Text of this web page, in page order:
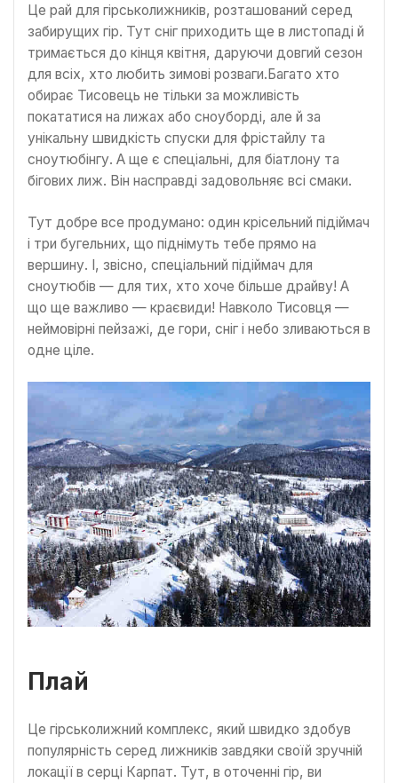
Це рай для гірськолижників, розташований серед
забирущих гір. Тут сніг приходить ще в листопаді й
тримається до кінця квітня, даруючи довгий сезон
для всіх, хто любить зимові розваги.Багато хто
обирає Тисовець не тільки за можливість
покататися на лижах або сноуборді, але й за
унікальну швидкість спуски для фрістайлу та
сноутюбінгу. А ще є спеціальні, для біатлону та
бігових лиж. Він насправді задовольняє всі смаки.
Тут добре все продумано: один крісельний підіймач
і три бугельних, що піднімуть тебе прямо на
вершину. І, звісно, спеціальний підіймач для
сноутюбів — для тих, хто хоче більше драйву! А
що ще важливо — краєвиди! Навколо Тисовця —
неймовірні пейзажі, де гори, сніг і небо зливаються в
одне ціле.
Плай
Це гірськолижний комплекс, який швидко здобув
популярність серед лижників завдяки своїй зручній
локації в серці Карпат. Тут, в оточенні гір, ви